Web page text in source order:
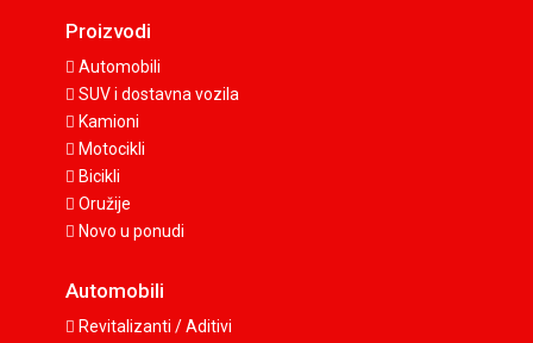
Proizvodi
Automobili
SUV i dostavna vozila
Kamioni
Motocikli
Bicikli
Oružije
Novo u ponudi
Automobili
Revitalizanti / Aditivi